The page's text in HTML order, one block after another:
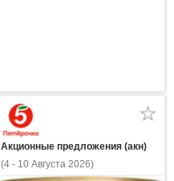
Акционные предложения (акн)
(4 - 10 Августа 2026)